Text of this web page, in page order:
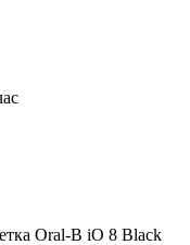
Oral-B iO 8 Black